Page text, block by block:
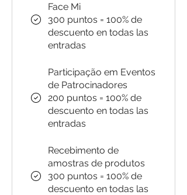
Face Mi
300 puntos = 100% de
descuento en todas las
entradas
Participação em Eventos
de Patrocinadores
200 puntos = 100% de
descuento en todas las
entradas
Recebimento de
amostras de produtos
300 puntos = 100% de
descuento en todas las